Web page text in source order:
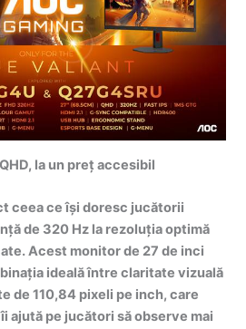
la un preț accesibil
ceea ce își doresc jucătorii
de 320 Hz la rezoluția optimă
Acest monitor de 27 de inci
ideală între claritate vizuală
de 110,84 pixeli pe inch, care
ajută pe jucători să observe mai